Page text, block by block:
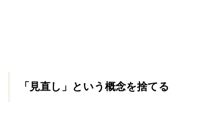
「見直し」という概念を捨てる